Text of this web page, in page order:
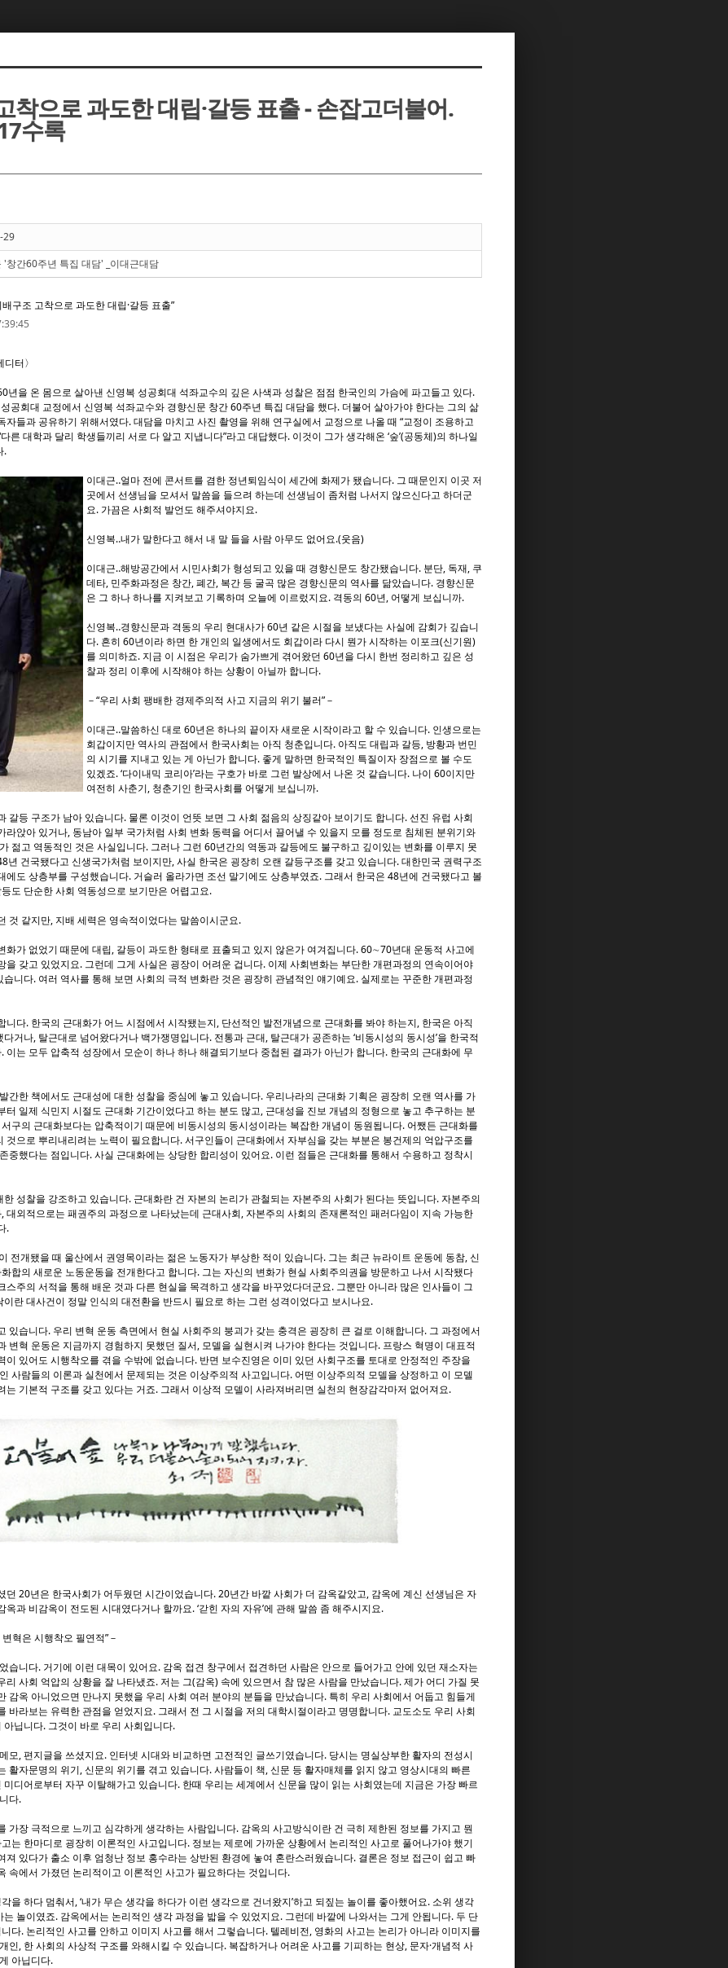
착으로 과도한 대립·갈등 표출 - 손잡고더불어.
수록
29
'창간60주년 특집 대담' _이대근대담
구조 고착으로 과도한 대립·갈등 표출”
터〉
년을 온 몸으로 살아낸 신영복 성공회대 석좌교수의 깊은 사색과 성찰은 점점 한국인의 가슴에 파고들고 있다.
공회대 교정에서 신영복 석좌교수와 경향신문 창간 60주년 특집 대담을 했다. 더불어 살아가야 한다는 그의 삶
자들과 공유하기 위해서였다. 대담을 마치고 사진 촬영을 위해 연구실에서 교정으로 나올 때 “교정이 조용하고
른 대학과 달리 학생들끼리 서로 다 알고 지냅니다”라고 대답했다. 이것이 그가 생각해온 ‘숲’(공동체)의 하나일
.
이대근‥얼마 전에 콘서트를 겸한 정년퇴임식이 세간에 화제가 됐습니다. 그 때문인지 이곳 저
곳에서 선생님을 모셔서 말씀을 들으려 하는데 선생님이 좀처럼 나서지 않으신다고 하더군
요. 가끔은 사회적 발언도 해주셔야지요.
신영복‥내가 말한다고 해서 내 말 들을 사람 아무도 없어요.(웃음)
이대근‥해방공간에서 시민사회가 형성되고 있을 때 경향신문도 창간됐습니다. 분단, 독재, 쿠
데타, 민주화과정은 창간, 폐간, 복간 등 굴곡 많은 경향신문의 역사를 닮았습니다. 경향신문
은 그 하나 하나를 지켜보고 기록하며 오늘에 이르렀지요. 격동의 60년, 어떻게 보십니까.
신영복‥경향신문과 격동의 우리 현대사가 60년 같은 시절을 보냈다는 사실에 감회가 깊습니
다. 흔히 60년이라 하면 한 개인의 일생에서도 회갑이라 다시 뭔가 시작하는 이포크(신기원)
를 의미하죠. 지금 이 시점은 우리가 숨가쁘게 겪어왔던 60년을 다시 한번 정리하고 깊은 성
찰과 정리 이후에 시작해야 하는 상황이 아닐까 합니다.
－“우리 사회 팽배한 경제주의적 사고 지금의 위기 불러”－
이대근‥말씀하신 대로 60년은 하나의 끝이자 새로운 시작이라고 할 수 있습니다. 인생으로는
회갑이지만 역사의 관점에서 한국사회는 아직 청춘입니다. 아직도 대립과 갈등, 방황과 번민
의 시기를 지내고 있는 게 아닌가 합니다. 좋게 말하면 한국적인 특질이자 장점으로 볼 수도
있겠죠. ‘다이내믹 코리아’라는 구호가 바로 그런 발상에서 나온 것 같습니다. 나이 60이지만
여전히 사춘기, 청춘기인 한국사회를 어떻게 보십니까.
갈등 구조가 남아 있습니다. 물론 이것이 언뜻 보면 그 사회 젊음의 상징같아 보이기도 합니다. 선진 유럽 사회
라앉아 있거나, 동남아 일부 국가처럼 사회 변화 동력을 어디서 끌어낼 수 있을지 모를 정도로 침체된 분위기와
젊고 역동적인 것은 사실입니다. 그러나 그런 60년간의 역동과 갈등에도 불구하고 깊이있는 변화를 이루지 못
년 건국됐다고 신생국가처럼 보이지만, 사실 한국은 굉장히 오랜 갈등구조를 갖고 있습니다. 대한민국 권력구조
에도 상층부를 구성했습니다. 거슬러 올라가면 조선 말기에도 상층부였죠. 그래서 한국은 48년에 건국됐다고 볼
도 단순한 사회 역동성으로 보기만은 어렵고요.
것 같지만, 지배 세력은 영속적이었다는 말씀이시군요.
화가 없었기 때문에 대립, 갈등이 과도한 형태로 표출되고 있지 않은가 여겨집니다. 60∼70년대 운동적 사고에
을 갖고 있었지요. 그런데 그게 사실은 굉장이 어려운 겁니다. 이제 사회변화는 부단한 개편과정의 연속이어야
니다. 여러 역사를 통해 보면 사회의 극적 변화란 것은 굉장히 관념적인 얘기예요. 실제로는 꾸준한 개편과정
니다. 한국의 근대화가 어느 시점에서 시작됐는지, 단선적인 발전개념으로 근대화를 봐야 하는지, 한국은 아직
거나, 탈근대로 넘어왔다거나 백가쟁명입니다. 전통과 근대, 탈근대가 공존하는 ‘비동시성의 동시성’을 한국적
이는 모두 압축적 성장에서 모순이 하나 하나 해결되기보다 중첩된 결과가 아닌가 합니다. 한국의 근대화에 무
간한 책에서도 근대성에 대한 성찰을 중심에 놓고 있습니다. 우리나라의 근대화 기획은 굉장히 오랜 역사를 가
터 일제 식민지 시절도 근대화 기간이었다고 하는 분도 많고, 근대성을 진보 개념의 정형으로 놓고 추구하는 분
구의 근대화보다는 압축적이기 때문에 비동시성의 동시성이라는 복잡한 개념이 동원됩니다. 어쨌든 근대화를
것으로 뿌리내리려는 노력이 필요합니다. 서구인들이 근대화에서 자부심을 갖는 부분은 봉건제의 억압구조를
중했다는 점입니다. 사실 근대화에는 상당한 합리성이 있어요. 이런 점들은 근대화를 통해서 수용하고 정착시
성찰을 강조하고 있습니다. 근대화란 건 자본의 논리가 관철되는 자본주의 사회가 된다는 뜻입니다. 자본주의
대외적으로는 패권주의 과정으로 나타났는데 근대사회, 자본주의 사회의 존재론적인 패러다임이 지속 가능한
.
전개됐을 때 울산에서 권영목이라는 젊은 노동자가 부상한 적이 있습니다. 그는 최근 뉴라이트 운동에 동참, 신
합의 새로운 노동운동을 전개한다고 합니다. 그는 자신의 변화가 현실 사회주의권을 방문하고 나서 시작됐다
스주의 서적을 통해 배운 것과 다른 현실을 목격하고 생각을 바꾸었다더군요. 그뿐만 아니라 많은 인사들이 그
란 대사건이 정말 인식의 대전환을 반드시 필요로 하는 그런 성격이었다고 보시나요.
있습니다. 우리 변혁 운동 측면에서 현실 사회주의 붕괴가 갖는 충격은 굉장히 큰 걸로 이해합니다. 그 과정에서
변혁 운동은 지금까지 경험하지 못했던 질서, 모델을 실현시켜 나가야 한다는 것입니다. 프랑스 혁명이 대표적
이 있어도 시행착오를 겪을 수밖에 없습니다. 반면 보수진영은 이미 있던 사회구조를 토대로 안정적인 주장을
사람들의 이론과 실천에서 문제되는 것은 이상주의적 사고입니다. 어떤 이상주의적 모델을 상정하고 이 모델
는 기본적 구조를 갖고 있다는 거죠. 그래서 이상적 모델이 사라져버리면 실천의 현장감각마저 없어져요.
던 20년은 한국사회가 어두웠던 시간이었습니다. 20년간 바깥 사회가 더 감옥같았고, 감옥에 계신 선생님은 자
옥과 비감옥이 전도된 시대였다거나 할까요. ‘갇힌 자의 자유’에 관해 말씀 좀 해주시지요.
혁은 시행착오 필연적”－
습니다. 거기에 이런 대목이 있어요. 감옥 접견 창구에서 접견하던 사람은 안으로 들어가고 안에 있던 재소자는
리 사회 억압의 상황을 잘 나타냈죠. 저는 그(감옥) 속에 있으면서 참 많은 사람을 만났습니다. 제가 어디 가질 못
감옥 아니었으면 만나지 못했을 우리 사회 여러 분야의 분들을 만났습니다. 특히 우리 사회에서 어둡고 힘들게
바라보는 유력한 관점을 얻었지요. 그래서 전 그 시절을 저의 대학시절이라고 명명합니다. 교도소도 우리 사회
닙니다. 그것이 바로 우리 사회입니다.
모, 편지글을 쓰셨지요. 인터넷 시대와 비교하면 고전적인 글쓰기였습니다. 당시는 명실상부한 활자의 전성시
활자문명의 위기, 신문의 위기를 겪고 있습니다. 사람들이 책, 신문 등 활자매체를 읽지 않고 영상시대의 빠른
디어로부터 자꾸 이탈해가고 있습니다. 한때 우리는 세계에서 신문을 많이 읽는 사회였는데 지금은 가장 빠르
다.
가장 극적으로 느끼고 심각하게 생각하는 사람입니다. 감옥의 사고방식이란 건 극히 제한된 정보를 가지고 뭔
는 한마디로 굉장히 이론적인 사고입니다. 정보는 제로에 가까운 상황에서 논리적인 사고로 풀어나가야 했기
져 있다가 출소 이후 엄청난 정보 홍수라는 상반된 환경에 놓여 혼란스러웠습니다. 결론은 정보 접근이 쉽고 빠
속에서 가졌던 논리적이고 이론적인 사고가 필요하다는 것입니다.
을 하다 멈춰서, ‘내가 무슨 생각을 하다가 이런 생각으로 건너왔지’하고 되짚는 놀이를 좋아했어요. 소위 생각
놀이였죠. 감옥에서는 논리적인 생각 과정을 밟을 수 있었지요. 그런데 바깥에 나와서는 그게 안됩니다. 두 단
다. 논리적인 사고를 안하고 이미지 사고를 해서 그렇습니다. 텔레비전, 영화의 사고는 논리가 아니라 이미지를
인, 한 사회의 사상적 구조를 와해시킬 수 있습니다. 복잡하거나 어려운 사고를 기피하는 현상, 문자·개념적 사
아닙디다.